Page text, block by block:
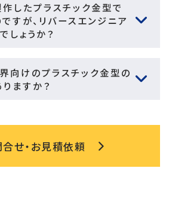
したプラスチック金型で
すが、リバースエンジニア
しょうか？
向けのプラスチック金型の
ますか？
せ・お見積依頼